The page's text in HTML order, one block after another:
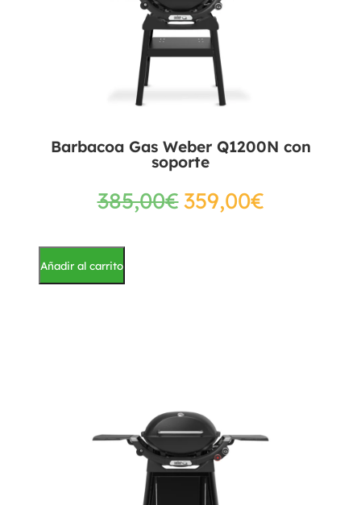
Barbacoa Gas Weber Q1200N con
soporte
385,00€359,00€
Añadir al carrito